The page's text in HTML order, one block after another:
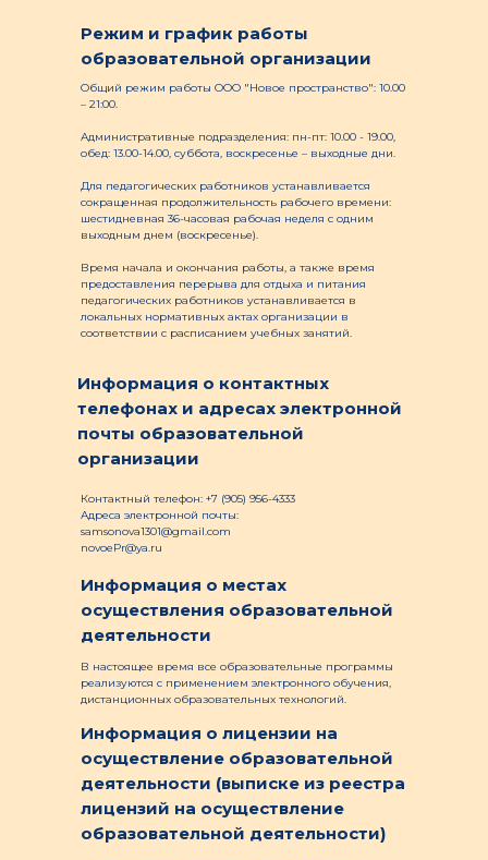
Режим и график работы
образовательной организации
Информация о контактных
телефонах и адресах электронной
почты образовательной
организации
Информация о местах
осуществления образовательной
деятельности
Информация о лицензии на
осуществление образовательной
деятельности (выписке из реестра
лицензий на осуществление
образовательной деятельности)
Общий режим работы ООО "Новое пространство": 10.00
– 21:00.
Административные подразделения: пн-пт: 10.00 - 19.00,
обед: 13.00-14.00, суббота, воскресенье – выходные дни.
Для педагогических работников устанавливается
сокращенная продолжительность рабочего времени:
шестидневная 36-часовая рабочая неделя с одним
выходным днем (воскресенье).
Время начала и окончания работы, а также время
предоставления перерыва для отдыха и питания
педагогических работников устанавливается в
локальных нормативных актах организации в
соответствии с расписанием учебных занятий.
Контактный телефон: +7 (905) 956-4333
Адреса электронной почты:
samsonova1301@gmail.com
novoePr@ya.ru
В настоящее время все образовательные программы
реализуются с применением электронного обучения,
дистанционных образовательных технологий.